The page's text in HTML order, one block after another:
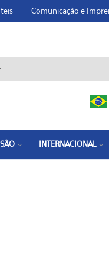
Comunicação e
de busca
INTERNACIONAL